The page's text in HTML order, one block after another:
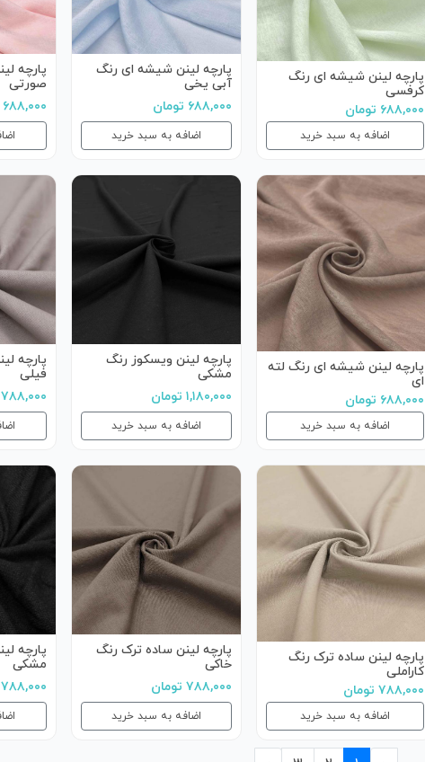
پارچه لینن شیشه ای رنگ
کرفسی
۶۸۸,۰۰۰ تومان
اضافه به سبد خرید
پارچه لینن شیشه ای رنگ
آبی یخی
۶۸۸,۰۰۰ تومان
اضافه به سبد خرید
پارچه
صورتی
۶۸۸,۰۰۰ تومان
پارچه لینن شیشه ای رنگ لته
ای
۶۸۸,۰۰۰ تومان
اضافه به سبد خرید
پارچه لینن ویسکوز رنگ
مشکی
۱,۱۸۰,۰۰۰ تومان
اضافه به سبد خرید
پارچه
فیلی
۷۸۸,۰۰۰ تومان
پارچه لینن ساده ترک رنگ
کاراملی
۷۸۸,۰۰۰ تومان
اضافه به سبد خرید
پارچه لینن ساده ترک رنگ
خاکی
۷۸۸,۰۰۰ تومان
اضافه به سبد خرید
پارچه
مشکی
۷۸۸,۰۰۰ تومان